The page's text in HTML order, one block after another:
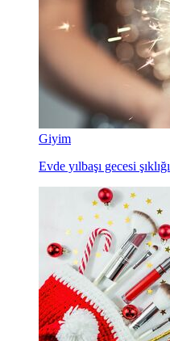
Giyim
Evde yılbaşı gecesi şıklığı